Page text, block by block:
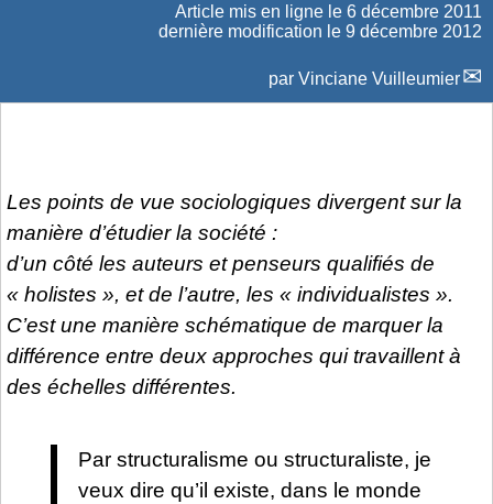
Article mis en ligne le 6 décembre 2011
dernière modification le 9 décembre 2012
par Vinciane Vuilleumier
Les points de vue sociologiques divergent sur la
manière d’étudier la société :
d’un côté les auteurs et penseurs qualifiés de
« holistes », et de l’autre, les « individualistes ».
C’est une manière schématique de marquer la
différence entre deux approches qui travaillent à
des échelles différentes.
Par structuralisme ou structuraliste, je
veux dire qu’il existe, dans le monde